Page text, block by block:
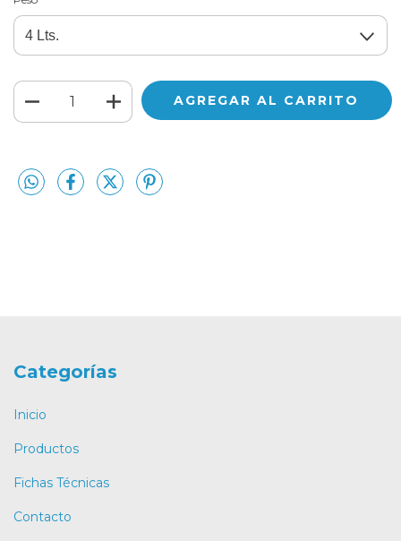
Categorías
Inicio
Productos
Fichas Técnicas
Contacto